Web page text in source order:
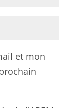
et mon